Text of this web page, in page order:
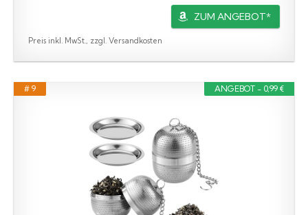
ZUM ANGEBOT*
Preis inkl. MwSt., zzgl. Versandkosten
ANGEBOT - 0,99 €
# 9